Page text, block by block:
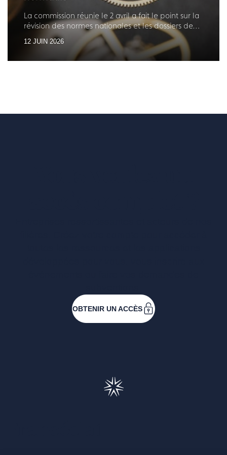
La commission réunie le 2 avril a fait le point sur la
révision des normes nationales et les dossiers de
normalisation internationale en cours
12 JUIN 2026
OBTENIR UN ACCÈS